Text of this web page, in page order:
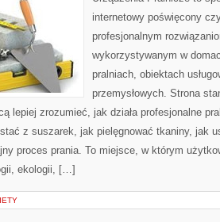
internetowy poświęcony
profesjonalnym
wykorzystywanym w
pralniach, obiektach
przemysłowych. Strona
lepiej zrozumieć, jak działa profesjonalne
z suszarek, jak pielęgnować tkaniny, jak
proces prania. To miejsce, w którym
ekologii, […]